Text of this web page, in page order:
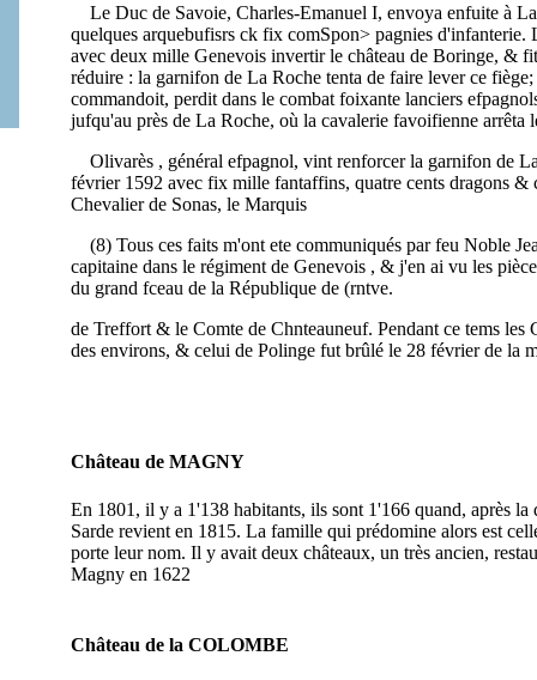
Le Duc de Savoie, Charles-Emanuel I, envoya enfuite à
quelques arquebufisrs ck fix comSpon> pagnies d'infanterie.
avec deux mille Genevois invertir le château de Boringe, &
réduire : la garnifon de La Roche tenta de faire lever ce
commandoit, perdit dans le combat foixante lanciers
jufqu'au près de La Roche, où la cavalerie favoifienne arrêta
Olivarès , général efpagnol, vint renforcer la garnifon de
février 1592 avec fix mille fantaffins, quatre cents dragons &
Chevalier de Sonas, le Marquis
(8) Tous ces faits m'ont ete communiqués par feu Noble
capitaine dans le régiment de Genevois , & j'en ai vu les
du grand fceau de la République de (rntve.
de Treffort & le Comte de Chnteauneuf. Pendant ce tems les
des environs, & celui de Polinge fut brûlé le 28 février de la
Château de MAGNY
En 1801, il y a 1'138 habitants, ils sont 1'166 quand, après
Sarde revient en 1815. La famille qui prédomine alors est
porte leur nom. Il y avait deux châteaux, un très ancien,
Magny en 1622
Château de la COLOMBE